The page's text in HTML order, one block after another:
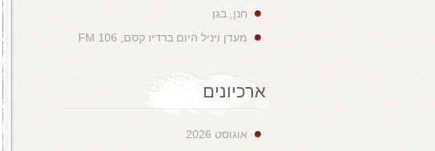
חנן, בגן
מעדן ויניל היום ברדיו קסם, 106 FM
ארכיונים
אוגוסט 2026